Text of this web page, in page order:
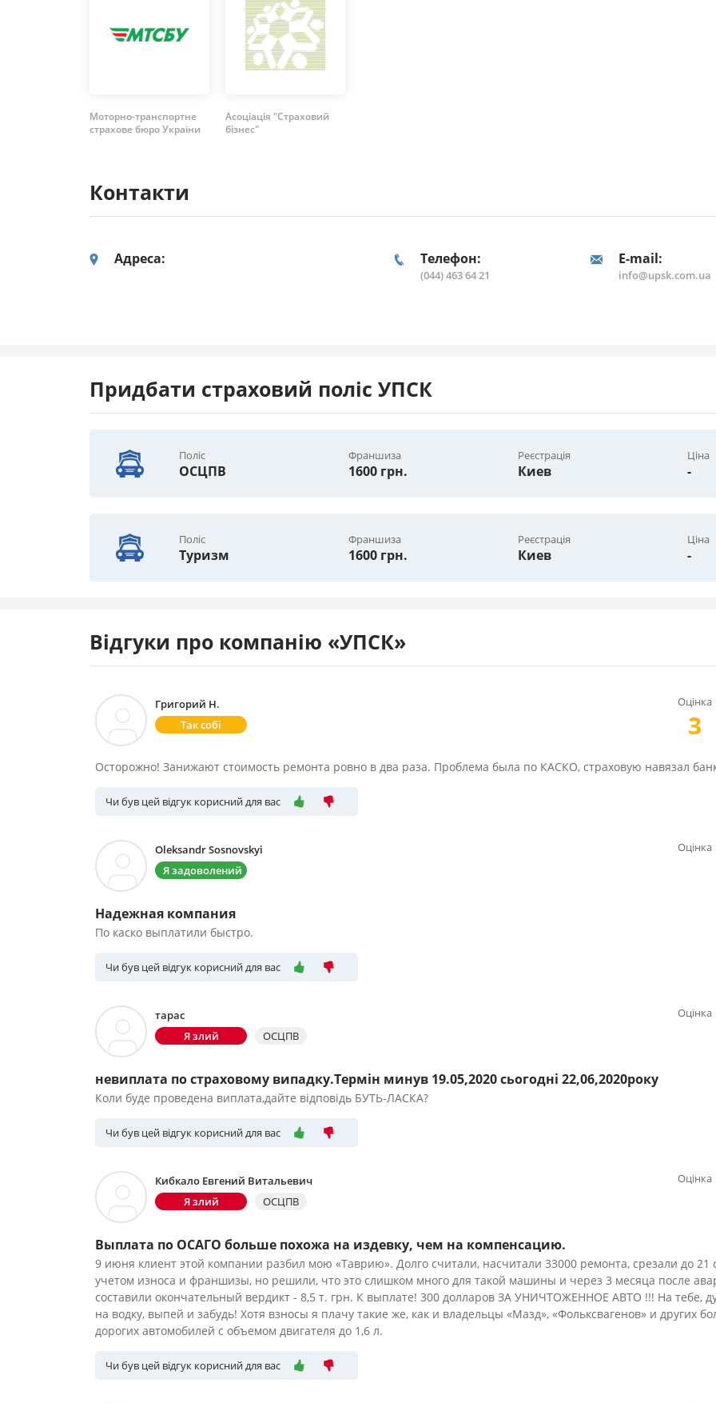
Моторно-транспортне
страхове бюро України
Асоціація "Страховий
бізнес"
Контакти
Адреса: Телефон:
(044) 463 64 21
E-mail:
info@upsk.com.ua
Придбати страховий поліс УПСК
Поліс
ОСЦПВ
Франшиза
1600 грн.
Реєстрація
Киев
Ціна
-
Поліс
Туризм
Франшиза
1600 грн.
Реєстрація
Киев
Ціна
-
Відгуки про компанію «УПСК»
Григорий Н.
Так собі
Оцінка
3
Осторожно! Занижают стоимость ремонта ровно в два раза. Проблема была по КАСКО, страховую навязал
Чи був цей відгук корисний для вас
Oleksandr Sosnovskyi
Я задоволений
Оцінка
Надежная компания
По каско выплатили быстро.
Чи був цей відгук корисний для вас
тарас
Я злий
ОСЦПВ
Оцінка
невиплата по страховому випадку.Термін минув 19.05,2020 сьогодні 22,06,2020року
Коли буде проведена виплата,дайте відповідь БУТЬ-ЛАСКА?
Чи був цей відгук корисний для вас
Кибкало Евгений Витальевич
Я злий
ОСЦПВ
Оцінка
Выплата по ОСАГО больше похожа на издевку, чем на компенсацию.
9 июня клиент этой компании разбил мою «Таврию». Долго считали, насчитали 33000 ремонта, срезали до 21
учетом износа и франшизы, но решили, что это слишком много для такой машины и через 3 месяца после
составили окончательный вердикт - 8,5 т. грн. К выплате! 300 долларов ЗА УНИЧТОЖЕННОЕ АВТО !!! На тебе,
на водку, выпей и забудь! Хотя взносы я плачу такие же, как и владельцы «Мазд», «Фольксвагенов» и других
дорогих автомобилей с объемом двигателя до 1,6 л.
Чи був цей відгук корисний для вас